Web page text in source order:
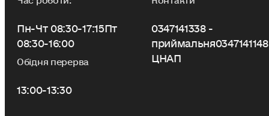
Пн-Чт 08:30-17:15Пт
08:30-16:00
Обідня перерва
13:00-13:30
0347141338 -
приймальня
ЦНАП